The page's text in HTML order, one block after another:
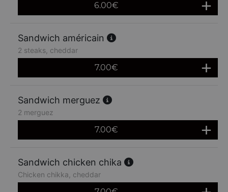
6.00€
Sandwich américain
2 steaks, cheddar
7.00€
Sandwich merguez
2 merguez
7.00€
Sandwich chicken chika
Chicken chikka, cheddar